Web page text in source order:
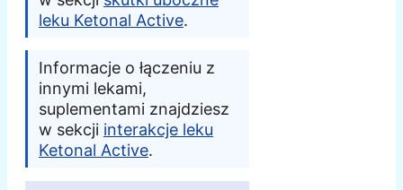
leku Ketonal Active.
Informacje o łączeniu z
innymi lekami,
suplementami znajdziesz
w sekcji interakcje leku
Ketonal Active.